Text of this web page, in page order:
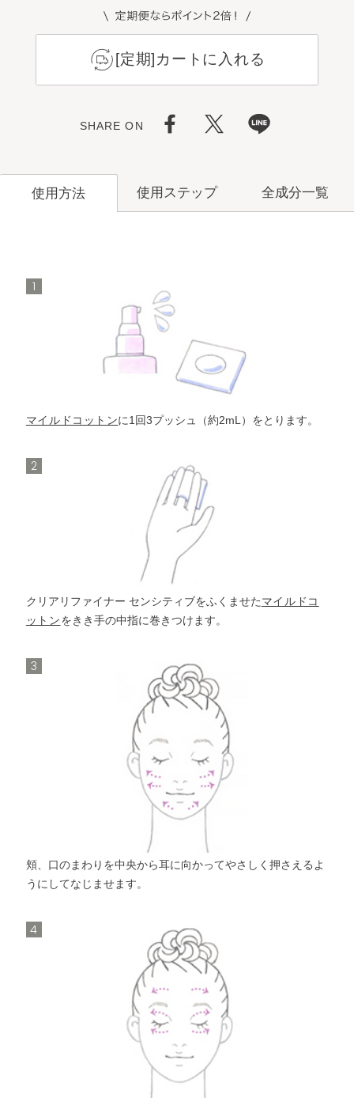
[定期]カートに入れる
SHARE ON
使用方法
1
マイルドコットンに1回3プッシュ（約2mL）をとります。
2
クリアリファイナー センシティブをふくませたマイルドコ
ットンをきき手の中指に巻きつけます。
3
頬、口のまわりを中央から耳に向かってやさしく押さえるよ
うにしてなじませます。
4
使用ステップ
リファイナーセン
シティブ
化粧液
洗顔料
シティブ
全成分一覧